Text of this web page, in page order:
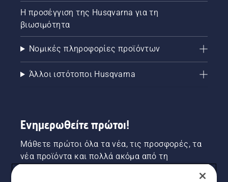
Η προσέγγιση της Husqvarna για τη
βιωσιμότητα
Νομικές πληροφορίες προϊόντων
Άλλοι ιστότοποι Husqvarna
Ενημερωθείτε πρώτοι!
Μάθετε πρώτοι όλα τα νέα, τις προσφορές, τα
νέα προϊόντα και πολλά ακόμα από τη